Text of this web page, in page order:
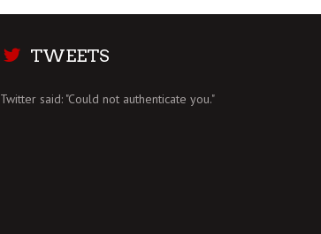
TWEETS
Twitter said: "Could not authenticate you."